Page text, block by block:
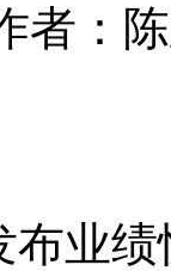
者：
布业